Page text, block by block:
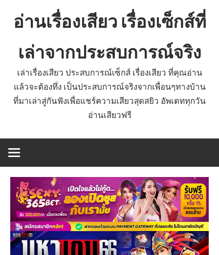
อ่านเรื่องเสียว เรื่องเซ็กส์ที่
เล่าจากประสบการณ์จริง
เล่าเรื่องเสียว ประสบการณ์เซ็กส์ เรื่องเสียว ที่คุณอ่าน
แล้วจะต้องทึ่ง เป็นประสบการณ์จริงจากเพื่อนๆทางบ้าน
ที่มาเล่าสู่กันฟังเพื่อแชร์ความเสียวสุดสยิว อัพเดททุกวัน
อ่านเสียวฟรี